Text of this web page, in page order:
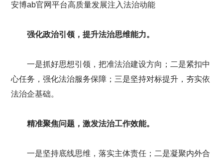
安博ab官网平台高质量发展注入法治动能
强化政治引领，提升法治思维能力。
一是抓好思想引领，把准法治建设方向；二是紧扣中
心任务，强化法治服务保障；三是坚持对标提升，夯实依
法治企基础。
精准聚焦问题，激发法治工作效能。
一是坚持底线思维，落实主体责任；二是凝聚内外合